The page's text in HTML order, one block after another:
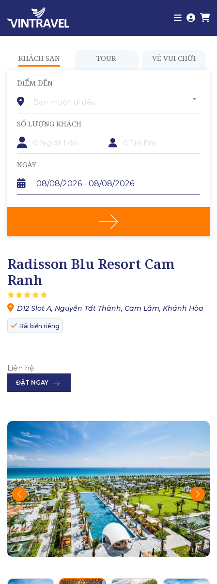
KHÁCH SẠN TOUR VÉ VUI CHƠI
ĐIỂM ĐẾN
Bạn muốn đi đâu
SỐ LƯỢNG KHÁCH
NGÀY
Radisson Blu Resort Cam
Ranh
D12 Slot A, Nguyễn Tất Thành, Cam Lâm, Khánh Hòa
Bãi biển riêng
Liên hệ
ĐẶT NGAY